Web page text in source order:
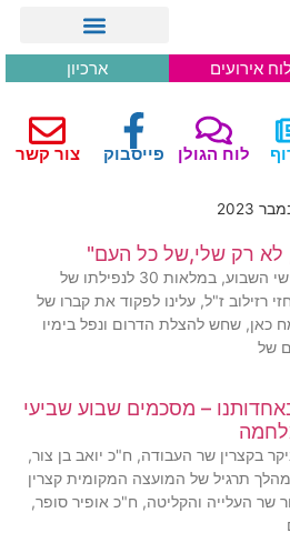
אירועים ארכיון
לוח הגולן פייסבוק צור קשר
לא רק שלי,של כל העם"
ביום שלישי השבוע, במלאות 30 לנפילתו של
רזילוב ז"ל, עלינו לפקוד את קברו של
כאן, שחש להצלת הדרום ונפל בימיו
של
– מסכמים שבוע שביעי
בקצרין שר העבודה, ח"כ יואב בן צור,
תרגיל של המועצה המקומית קצרין
שר העלייה והקליטה, ח"כ אופיר סופר,